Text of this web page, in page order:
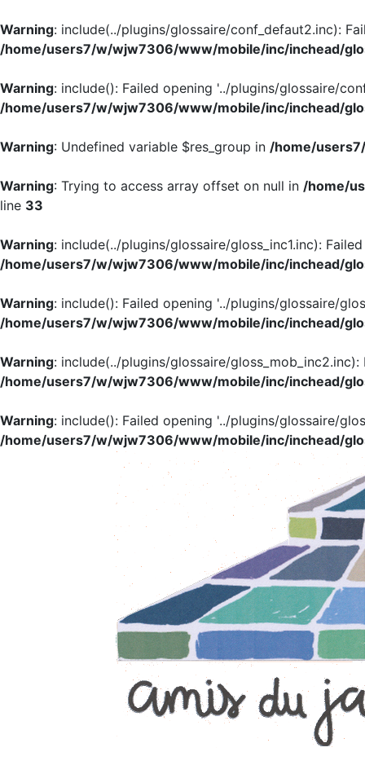
Warning: include(../plugins/glossaire/conf_defaut2.inc):
/home/users7/w/wjw7306/www/mobile/inc/inchead/
Warning: include(): Failed opening '../plugins/glossaire/
/home/users7/w/wjw7306/www/mobile/inc/inchead/
Warning: Undefined variable $res_group in /home/
Warning: Trying to access array offset on null in /home/
line 33
Warning: include(../plugins/glossaire/gloss_inc1.inc):
/home/users7/w/wjw7306/www/mobile/inc/inchead/
Warning: include(): Failed opening '../plugins/glossaire/
/home/users7/w/wjw7306/www/mobile/inc/inchead/
Warning: include(../plugins/glossaire/
/home/users7/w/wjw7306/www/mobile/inc/inchead/
Warning: include(): Failed opening '../plugins/glossaire/
/home/users7/w/wjw7306/www/mobile/inc/inchead/